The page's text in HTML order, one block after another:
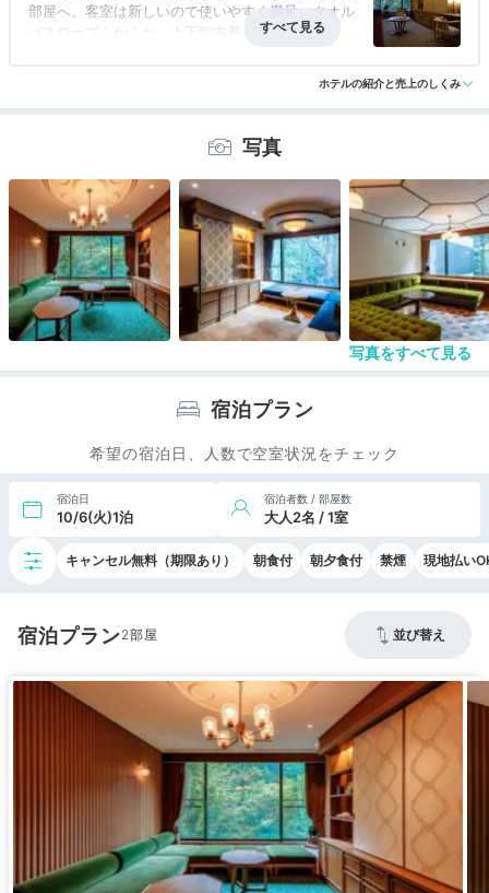
部屋へ。客室は新しいので使いやすく満足。タオル
バスローブふかふか、上下館内着パジャマ、アメニ
料、USB差込口とコードあり、ルームサービス軽
食、ラウンジ16時から一部ビールシャンパンなど無
料、夕朝食は一品ずつ冷温お皿で美味しく品数多め
でお腹いっぱい。ソフト面にやや不満がありますが
トラベルクーポン割でこの内容はとてもお得。
アクセス 3.0 コスパ 3.0 客室 4.5 接客対応 3.5 風呂 3.5
ホテルの紹介と売上のしくみ
写真
写真をすべて見る
宿泊プラン
希望の宿泊日、人数で空室状況をチェック
宿泊日
10/6(火)1泊
宿泊者数 / 部屋数
大人2名 / 1室
キャンセル無料（期限あり） 朝食付 朝夕食付 禁煙 現地払い
宿泊プラン2 並び替え